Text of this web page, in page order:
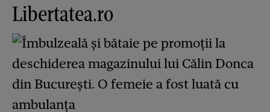
Libertatea.ro